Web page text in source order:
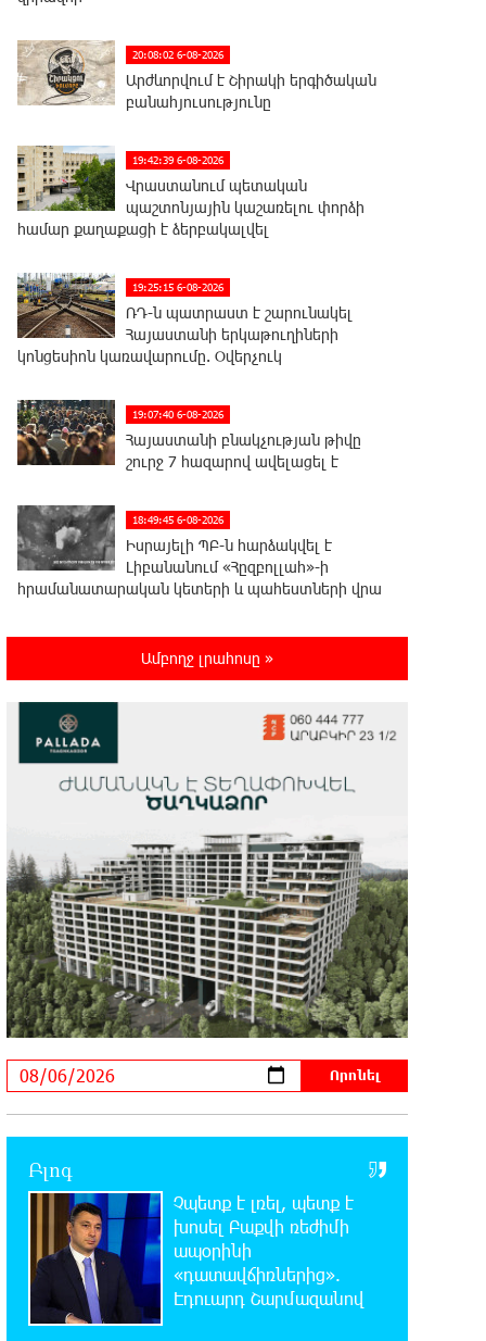
20:08:02 6-08-2026
Արժևորվում է Շիրակի երգիծական
բանահյուսությունը
19:42:39 6-08-2026
Վրաստանում պետական ​​
պաշտոնյային կաշառելու փորձի
համար քաղաքացի է ձերբակալվել
19:25:15 6-08-2026
ՌԴ-ն պատրաստ է շարունակել
Հայաստանի երկաթուղիների
կոնցեսիոն կառավարումը. Օվերչուկ
19:07:40 6-08-2026
Հայաստանի բնակչության թիվը
շուրջ 7 հազարով ավելացել է
18:49:45 6-08-2026
Իսրայելի ՊԲ-ն հարձակվել է
Լիբանանում «Հըզբոլլահ»-ի
հրամանատարական կետերի և պահեստների վրա
«Ռեալ Մադրիդ»-ն ու «ՌԲ
եկել Յան Դիոմանդեի տրանսֆերի վերաբերյալ
18:19:28 6-08-2026
Այսօրվա կառավարությունը
պահանջարկ չունեցող մասնագիտություններ.
Ատոմ Մխիթարյան
18:03:08 6-08-2026
Հայրենիքը փոքրանում է մեր
աչքերի առաջ․ ազգային
ողբերգություն է․ Ավետիք Չալաբյան
Չպետք է լռել, պետք է խոսել
Բաքվի ռեժիմի ապօրինի
«դատավճիռներից». Էդուարդ Շարմազանով
Սամվել Կարապետյանը «ամբողջ
հայության խայտառակություն» է
անվանել Ամենայն Հայոց Կաթողիկոսի նկատմամբ
դատավարությունը
17:00:30 6-08-2026
Ամբողջ լրահոսը »
Բլոգ
Չպետք է լռել, պետք է
խոսել Բաքվի ռեժիմի
ապօրինի
«դատավճիռներից».
Էդուարդ Շարմազանով